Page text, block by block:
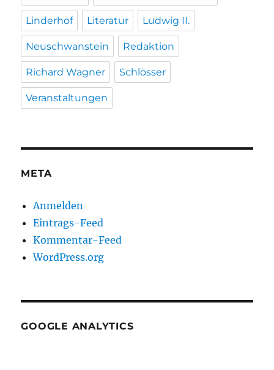
Linderhof Literatur Ludwig II.
Neuschwanstein Redaktion
Richard Wagner Schlösser
Veranstaltungen
META
Anmelden
Eintrags-Feed
Kommentar-Feed
WordPress.org
GOOGLE ANALYTICS